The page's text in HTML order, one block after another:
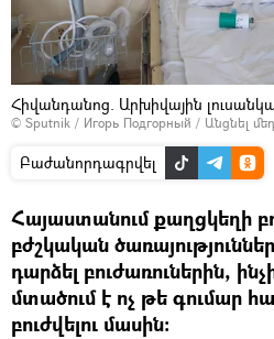
Հիվանդանոց. Արխիվային
© Sputnik / Игорь Подгорный / Անցնել
Բաժանորդագրվել
Հայաստանում քաղցկեղի
բժշկական
դարձել բուժառուներին,
մտածում է ոչ թե գումար
բուժվելու մասին: